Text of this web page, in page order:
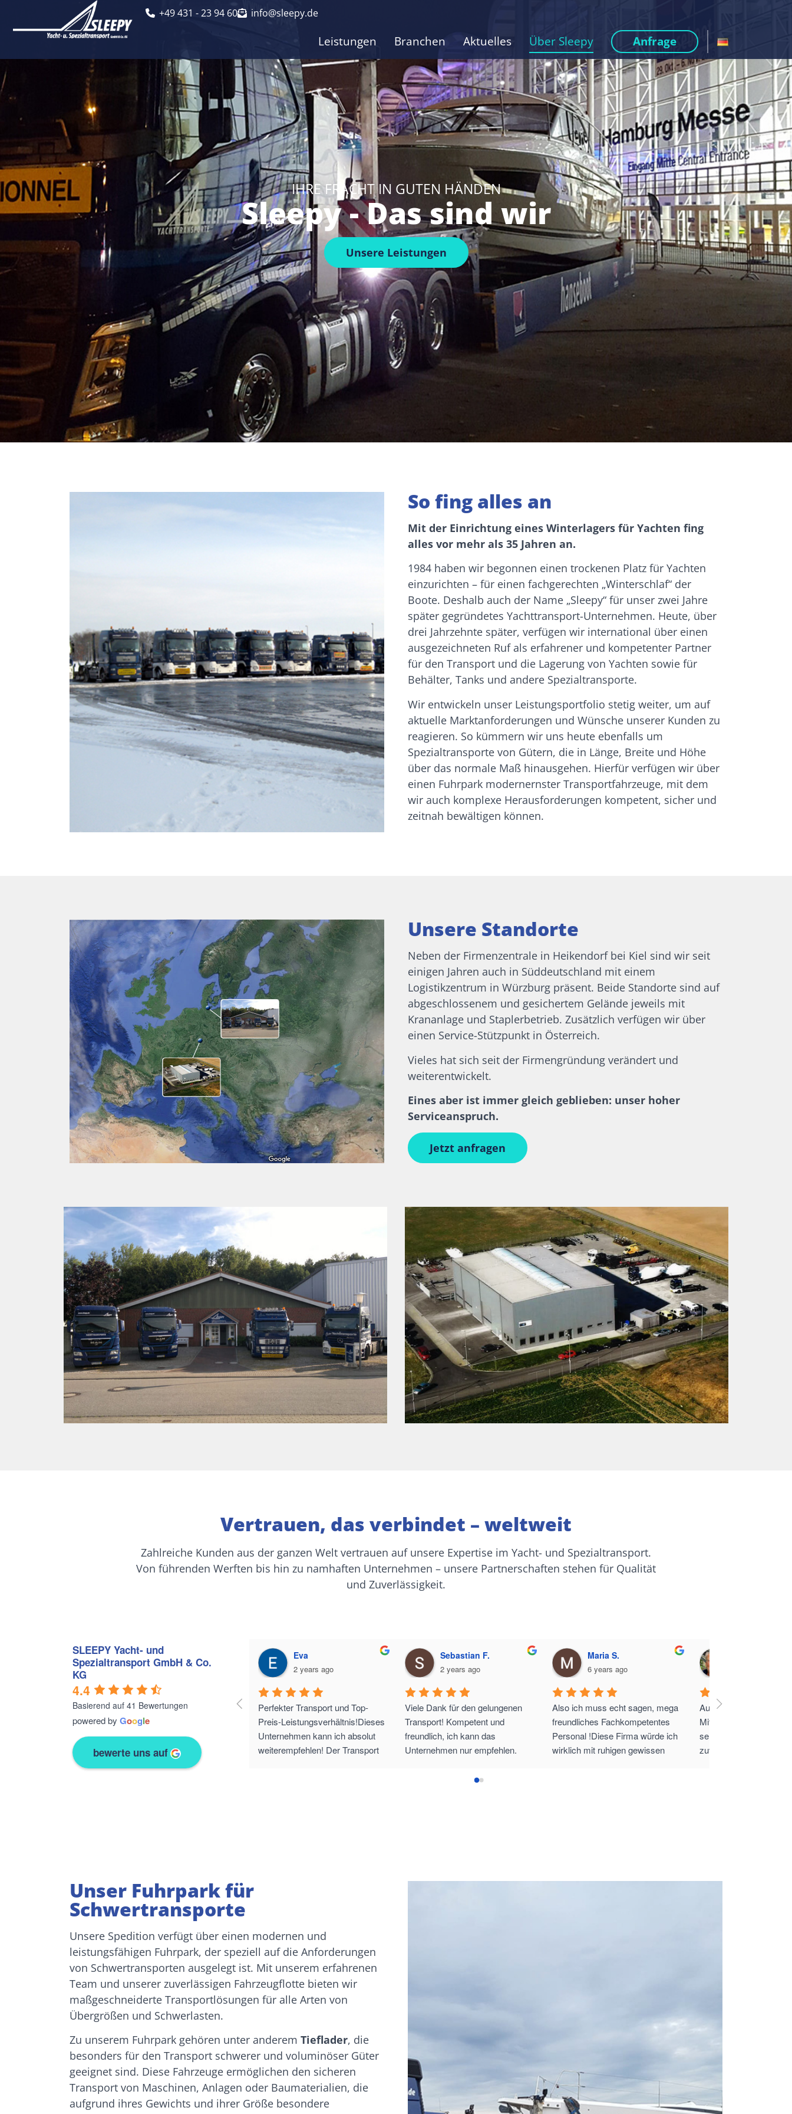
+49 431 - 23 94 60 info@sleepy.de
Leistungen Branchen Aktuelles Über Sleepy Anfrage
IHRE FRACHT IN GUTEN HÄNDEN
Sleepy - Das sind wir
Unsere Leistungen
So fing alles an
Mit der Einrichtung eines Winterlagers für Yachten fing
alles vor mehr als 35 Jahren an.
1984 haben wir begonnen einen trockenen Platz für Yachten
einzurichten – für einen fachgerechten „Winterschlaf“ der
Boote. Deshalb auch der Name „Sleepy“ für unser zwei Jahre
später gegründetes Yachttransport-Unternehmen. Heute, über
drei Jahrzehnte später, verfügen wir international über einen
ausgezeichneten Ruf als erfahrener und kompetenter Partner
für den Transport und die Lagerung von Yachten sowie für
Behälter, Tanks und andere Spezialtransporte.
Wir entwickeln unser Leistungsportfolio stetig weiter, um auf
aktuelle Marktanforderungen und Wünsche unserer Kunden zu
reagieren. So kümmern wir uns heute ebenfalls um
Spezialtransporte von Gütern, die in Länge, Breite und Höhe
über das normale Maß hinausgehen. Hierfür verfügen wir über
einen Fuhrpark modernernster Transportfahrzeuge, mit dem
wir auch komplexe Herausforderungen kompetent, sicher und
zeitnah bewältigen können.
Unsere Standorte
Neben der Firmenzentrale in Heikendorf bei Kiel sind wir seit
einigen Jahren auch in Süddeutschland mit einem
Logistikzentrum in Würzburg präsent. Beide Standorte sind auf
abgeschlossenem und gesichertem Gelände jeweils mit
Krananlage und Staplerbetrieb. Zusätzlich verfügen wir über
einen Service-Stützpunkt in Österreich.
Vieles hat sich seit der Firmengründung verändert und
weiterentwickelt.
Eines aber ist immer gleich geblieben: unser hoher
Serviceanspruch.
Jetzt anfragen
Vertrauen, das verbindet – weltweit​
Zahlreiche Kunden aus der ganzen Welt vertrauen auf unsere Expertise im Yacht- und Spezialtransport.
Von führenden Werften bis hin zu namhaften Unternehmen – unsere Partnerschaften stehen für Qualität
und Zuverlässigkeit.
SLEEPY Yacht- und
Spezialtransport GmbH & Co.
KG
4.4
Basierend auf 41 Bewertungen
powered by Google
bewerte uns auf
Eva
2 years ago
Perfekter Transport und Top-
Preis-Leistungsverhältnis!Dieses
Unternehmen kann ich absolut
weiterempfehlen! Der Transport
immer auf dem Laufenden
gehalten. Das Preis-
Leistungsverhältnis ist absolut
Linie.
Sebastian F.
2 years ago
Viele Dank für den gelungenen
Transport! Kompetent und
freundlich, ich kann das
Unternehmen nur empfehlen.
Maria S.
6 years ago
Also ich muss echt sagen, mega
freundliches Fachkompetentes
Personal !Diese Firma würde ich
wirklich mit ruhigen gewissen
Aufregende Sache! Die
Mitarbeiter von Sleepy
sehr freundlich und
zuvorkommend.Immer
Unser Fuhrpark für
Schwertransporte
Unsere Spedition verfügt über einen modernen und
leistungsfähigen Fuhrpark, der speziell auf die Anforderungen
von Schwertransporten ausgelegt ist. Mit unserem erfahrenen
Team und unserer zuverlässigen Fahrzeugflotte bieten wir
maßgeschneiderte Transportlösungen für alle Arten von
Übergrößen und Schwerlasten.
Zu unserem Fuhrpark gehören unter anderem Tieflader, die
besonders für den Transport schwerer und voluminöser Güter
geeignet sind. Diese Fahrzeuge ermöglichen den sicheren
Transport von Maschinen, Anlagen oder Baumaterialien, die
aufgrund ihres Gewichts und ihrer Größe besondere